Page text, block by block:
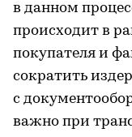
в данном
происходит в
покупателя и
сократить
с
важно при